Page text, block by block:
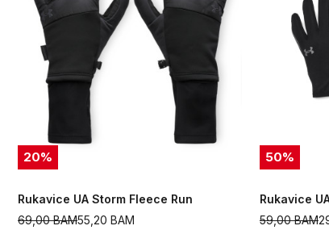
20%
Rukavice UA Storm Fleece Run
55,20 BAM
69,00BAM
50%
Rukavice
59,00BAM